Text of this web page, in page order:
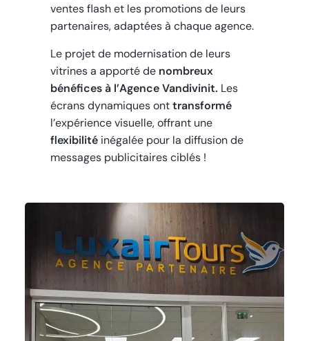
ventes flash et les promotions de leurs
partenaires, adaptées à chaque agence.
Le projet de modernisation de leurs
vitrines a apporté de nombreux
bénéfices à l’Agence Vandivinit. Les
écrans dynamiques onttransformé
l’expérience visuelle, offrant une
flexibilité inégalée pour la diffusion de
messages publicitaires ciblés !